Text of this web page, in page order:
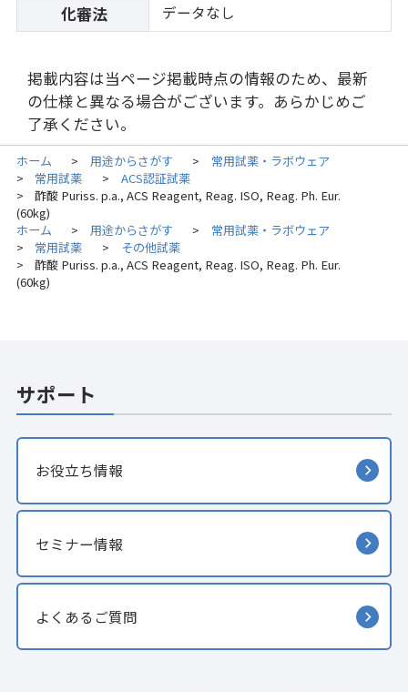
化審法 データなし
掲載内容は当ページ掲載時点の情報のため、最新
の仕様と異なる場合がございます。あらかじめご
了承ください。
ホーム > 用途からさがす > 常用試薬・ラボウェア
> 常用試薬 > ACS認証試薬
>
酢酸 Puriss. p.a., ACS Reagent, Reag. ISO, Reag. Ph. Eur.
(60kg)
ホーム
> 用途からさがす > 常用試薬・ラボウェア
> 常用試薬 > その他試薬
>
酢酸 Puriss. p.a., ACS Reagent, Reag. ISO, Reag. Ph. Eur.
(60kg)
サポート
お役立ち情報
セミナー情報
よくあるご質問